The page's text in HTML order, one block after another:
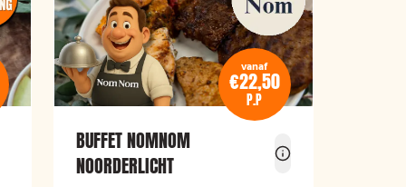
vanaf
€22,50
P.P
BUFFET NOMNOM
NOORDERLICHT